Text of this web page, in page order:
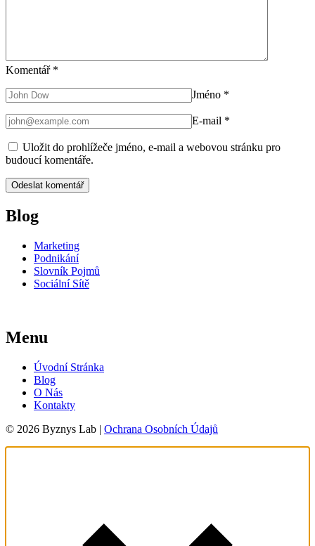
Komentář *
Jméno *
E-mail *
Uložit do prohlížeče jméno, e-mail a webovou stránku pro
budoucí komentáře.
Blog
Marketing
Podnikání
Slovník Pojmů
Sociální Sítě
Menu
Úvodní Stránka
Blog
O Nás
Kontakty
© 2026 Byznys Lab | Ochrana Osobních Údajů